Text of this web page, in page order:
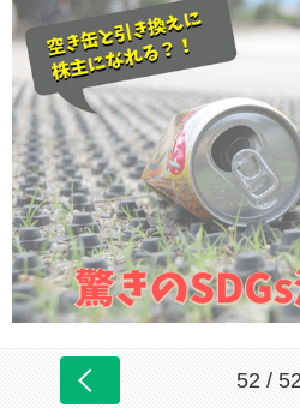
52 /